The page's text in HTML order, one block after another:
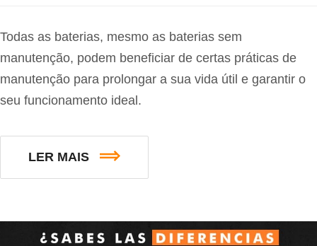
Todas as baterias, mesmo as baterias sem
manutenção, podem beneficiar de certas práticas de
manutenção para prolongar a sua vida útil e garantir o
seu funcionamento ideal.
LER MAIS